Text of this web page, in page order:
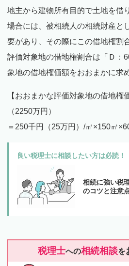
地主から建物所有目的で土地を借
場合には、被相続人の相続財産と
要があり、その際にこの借地権割
評価対象地の借地権割合は「Ｄ：
象地の借地権価額をおおまかに求
【おおまかな評価対象地の借地権
（2250万円）
＝250千円（25万円）/㎡×150㎡
良い税理士に相談したい方は必読！
相続に強い税
のコツと注意
税理士への相続相談を